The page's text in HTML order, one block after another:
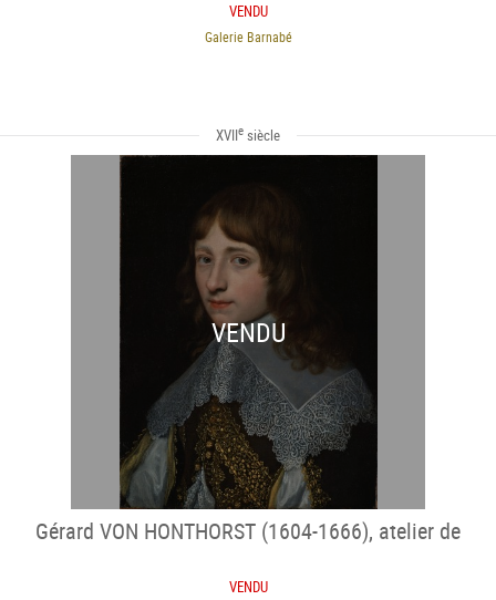
VENDU
Galerie Barnabé
XVIIe siècle
VENDU
Gérard VON HONTHORST (1604-1666), atelier de
VENDU